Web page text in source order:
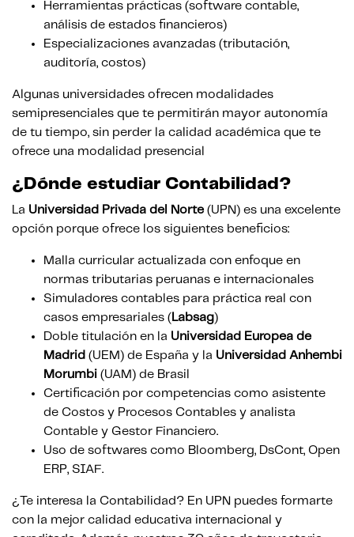
Herramientas prácticas (software contable,
análisis de estados financieros)
Especializaciones avanzadas (tributación,
auditoría, costos)
Algunas universidades ofrecen modalidades
semipresenciales que te permitirán mayor autonomía
de tu tiempo, sin perder la calidad académica que te
ofrece una modalidad presencial
¿Dónde estudiar Contabilidad?
La Universidad Privada del Norte(UPN) es una excelente
opción porque ofrece los siguientes beneficios:
Malla curricular actualizada con enfoque en
normas tributarias peruanas e internacionales
Simuladores contables para práctica real con
casos empresariales ( Labsag)
Doble titulación en la Universidad Europea de
Madrid (UEM) de España y la Universidad Anhembi
Morumbi (UAM) de Brasil
Certificación por competencias como asistente
de Costos y Procesos Contables y analista
Contable y Gestor Financiero.
Uso de softwares como Bloomberg, DsCont, Open
ERP, SIAF.
¿Te interesa la Contabilidad? En UPN puedes formarte
con la mejor calidad educativa internacional y